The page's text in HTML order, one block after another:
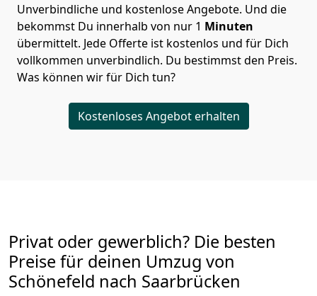
Unverbindliche und kostenlose Angebote. Und die
bekommst Du innerhalb von nur 1 Minuten
übermittelt. Jede Offerte ist kostenlos und für Dich
vollkommen unverbindlich. Du bestimmst den Preis.
Was können wir für Dich tun?
Kostenloses Angebot erhalten
Privat oder gewerblich? Die besten
Preise für deinen Umzug von
Schönefeld nach Saarbrücken